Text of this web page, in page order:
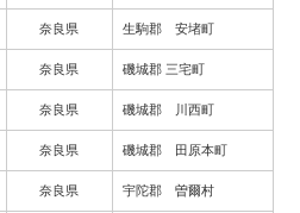
奈良県 生駒郡 安堵町
奈良県 磯城郡 三宅町
奈良県 磯城郡 川西町
奈良県 磯城郡 田原本町
奈良県 宇陀郡 曽爾村